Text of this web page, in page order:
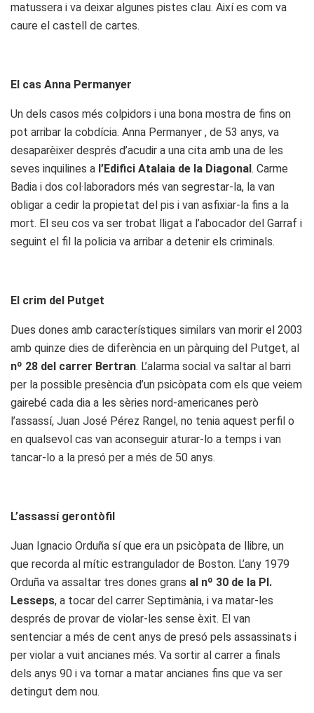
matussera i va deixar algunes pistes clau. Així es com va
caure el castell de cartes.
El cas Anna Permanyer
Un dels casos més colpidors i una bona mostra de fins on
pot arribar la cobdícia. Anna Permanyer , de 53 anys, va
desaparèixer després d’acudir a una cita amb una de les
seves inquilines a l’Edifici Atalaia de la Diagonal . Carme
Badia i dos col·laboradors més van segrestar-la, la van
obligar a cedir la propietat del pis i van asfixiar-la fins a la
mort. El seu cos va ser trobat lligat a l’abocador del Garraf i
seguint el fil la policia va arribar a detenir els criminals.
El crim del Putget
Dues dones amb característiques similars van morir el 2003
amb quinze dies de diferència en un pàrquing del Putget, al
nº 28 del carrer Bertran. L’alarma social va saltar al barri
per la possible presència d’un psicòpata com els que veiem
gairebé cada dia a les sèries nord-americanes però
l’assassí, Juan José Pérez Rangel, no tenia aquest perfil o
en qualsevol cas van aconseguir aturar-lo a temps i van
tancar-lo a la presó per a més de 50 anys.
L’assassí gerontòfil
Juan Ignacio Orduña sí que era un psicòpata de llibre, un
que recorda al mític estrangulador de Boston. L’any 1979
Orduña va assaltar tres dones grans al nº 30 de la Pl.
Lesseps, a tocar del carrer Septimània, i va matar-les
després de provar de violar-les sense èxit. El van
sentenciar a més de cent anys de presó pels assassinats i
per violar a vuit ancianes més. Va sortir al carrer a finals
dels anys 90 i va tornar a matar ancianes fins que va ser
detingut dem nou.